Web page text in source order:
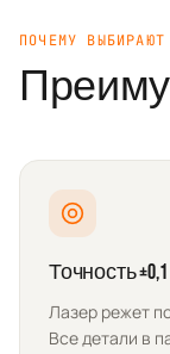
ПОЧЕМУ
Точность
Лазер режет
Все детали в